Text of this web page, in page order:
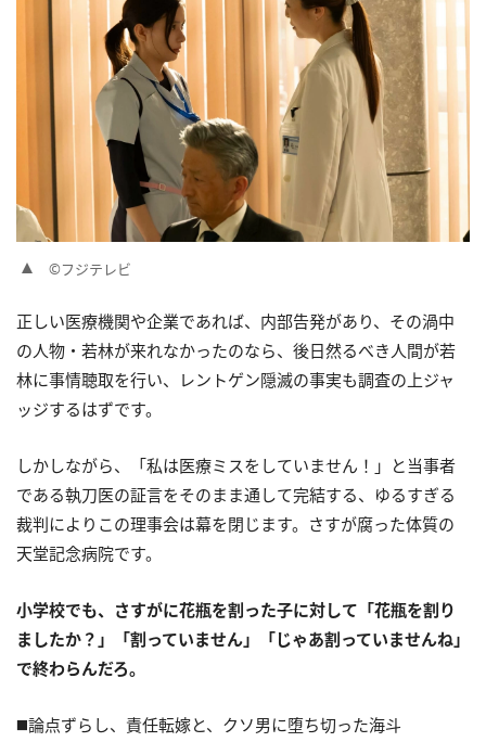
©フジテレビ
正しい医療機関や企業であれば、内部告発があり、その渦中
の人物・若林が来れなかったのなら、後日然るべき人間が若
林に事情聴取を行い、レントゲン隠滅の事実も調査の上ジャ
ッジするはずです。
しかしながら、「私は医療ミスをしていません！」と当事者
である執刀医の証言をそのまま通して完結する、ゆるすぎる
裁判によりこの理事会は幕を閉じます。さすが腐った体質の
天堂記念病院です。
小学校でも、さすがに花瓶を割った子に対して「花瓶を割り
ましたか？」「割っていません」「じゃあ割っていませんね」
で終わらんだろ。
◼️論点ずらし、責任転嫁と、クソ男に堕ち切った海斗